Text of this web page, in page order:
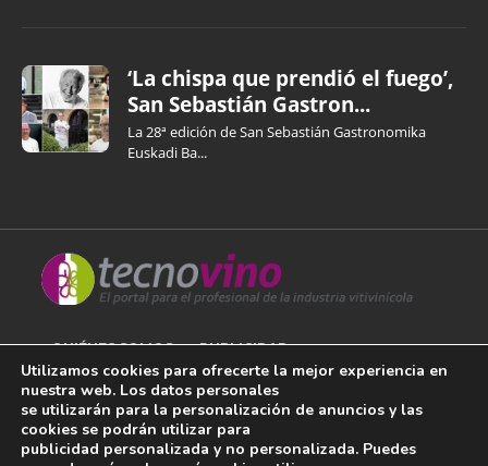
‘La chispa que prendió el fuego’,
San Sebastián Gastron...
La 28ª edición de San Sebastián Gastronomika
Euskadi Ba...
QUIÉNES SOMOS PUBLICIDAD
AVISO LEGAL
POLÍTICA DE COOKIES
Utilizamos cookies para ofrecerte la mejor experiencia en
nuestra web. Los datos personales
se utilizarán para la personalización de anuncios y las
cookies se podrán utilizar para
publicidad personalizada y no personalizada. Puedes